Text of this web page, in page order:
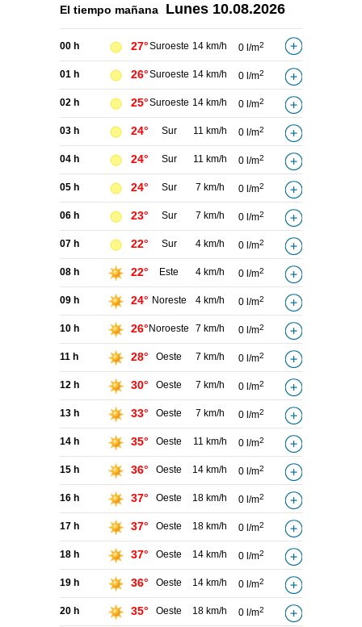
El tiempo mañana Lunes 10.08.2026
00 h 27°Suroeste 14 km/h 0 l/m2
01 h 26°Suroeste 14 km/h 0 l/m2
02 h 25°Suroeste 14 km/h 0 l/m2
03 h 24° Sur 11 km/h 0 l/m2
04 h 24° Sur 11 km/h 0 l/m2
05 h 24° Sur 7 km/h 0 l/m2
06 h 23° Sur 7 km/h 0 l/m2
07 h 22° Sur 4 km/h 0 l/m2
08 h 22° Este 4 km/h 0 l/m2
09 h 24° Noreste 4 km/h 0 l/m2
10 h 26° Noroeste 7 km/h 0 l/m2
11 h 28° Oeste 7 km/h 0 l/m2
12 h 30° Oeste 7 km/h 0 l/m2
13 h 33° Oeste 7 km/h 0 l/m2
14 h 35° Oeste 11 km/h 0 l/m2
15 h 36° Oeste 14 km/h 0 l/m2
16 h 37° Oeste 18 km/h 0 l/m2
17 h 37° Oeste 18 km/h 0 l/m2
18 h 37° Oeste 14 km/h 0 l/m2
19 h 36° Oeste 14 km/h 0 l/m2
20 h 35° Oeste 18 km/h 0 l/m2